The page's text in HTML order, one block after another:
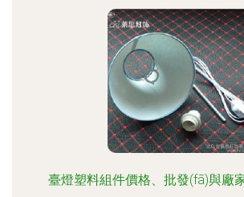
臺燈塑料組件價格、批發(fā)與廠